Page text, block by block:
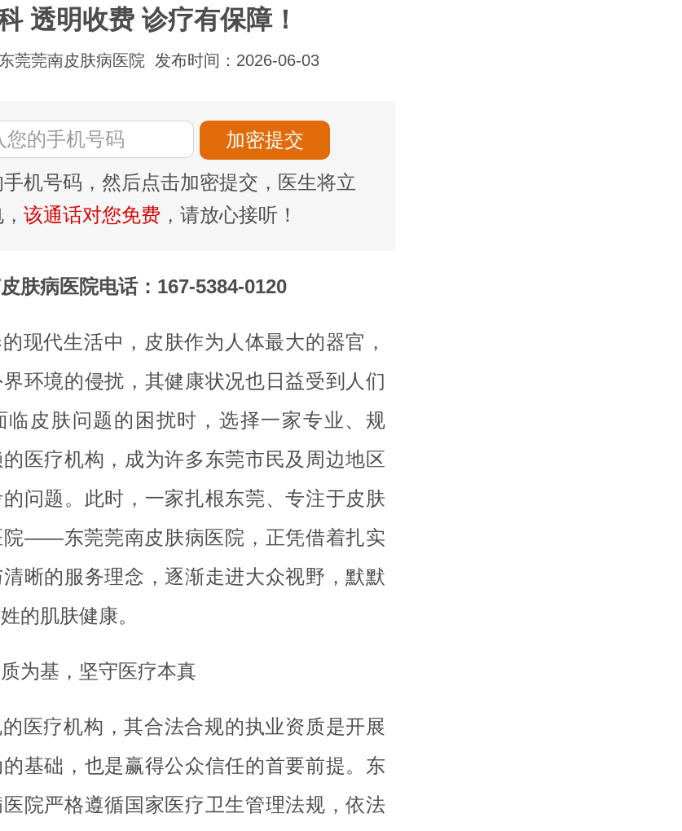
透明收费 诊疗有保障！
莞莞南皮肤病医院 发布时间：2026-06-03
机号码，然后点击加密提交，医生将立
该通话对您免费 ，请放心接听！
肤病医院电话：167-5384-0120
现代生活中，皮肤作为人体最大的器官，
环境的侵扰，其健康状况也日益受到人们
临皮肤问题的困扰时，选择一家专业、规
医疗机构，成为许多东莞市民及周边地区
问题。此时，一家扎根东莞、专注于皮肤
院——东莞莞南皮肤病医院，正凭借着扎实
晰的服务理念，逐渐走进大众视野，默默
的肌肤健康。
为基，坚守医疗本真
医疗机构，其合法合规的执业资质是开展
基础，也是赢得公众信任的首要前提。东
院严格遵循国家医疗卫生管理法规，依法